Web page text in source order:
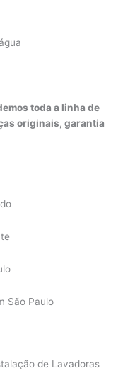
toda a linha de
originais, garantia
São Paulo
de Lavadoras